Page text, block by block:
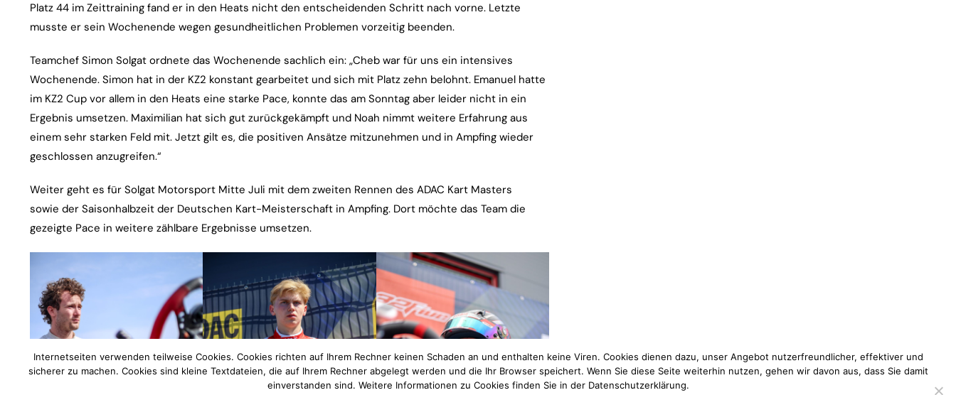
Platz 44 im Zeittraining fand er in den Heats nicht den entscheidenden Schritt nach vorne. Letzte
musste er sein Wochenende wegen gesundheitlichen Problemen vorzeitig beenden.
Teamchef Simon Solgat ordnete das Wochenende sachlich ein: „Cheb war für uns ein intensives
Wochenende. Simon hat in der KZ2 konstant gearbeitet und sich mit Platz zehn belohnt. Emanuel hatte
im KZ2 Cup vor allem in den Heats eine starke Pace, konnte das am Sonntag aber leider nicht in ein
Ergebnis umsetzen. Maximilian hat sich gut zurückgekämpft und Noah nimmt weitere Erfahrung aus
einem sehr starken Feld mit. Jetzt gilt es, die positiven Ansätze mitzunehmen und in Ampfing wieder
geschlossen anzugreifen.“
Weiter geht es für Solgat Motorsport Mitte Juli mit dem zweiten Rennen des ADAC Kart Masters
sowie der Saisonhalbzeit der Deutschen Kart-Meisterschaft in Ampfing. Dort möchte das Team die
gezeigte Pace in weitere zählbare Ergebnisse umsetzen.
Internetseiten verwenden teilweise Cookies. Cookies richten auf Ihrem Rechner keinen Schaden an und enthalten keine Viren. Cookies dienen dazu, unser Angebot nutzerfreundlicher, effektiver und
sicherer zu machen. Cookies sind kleine Textdateien, die auf Ihrem Rechner abgelegt werden und die Ihr Browser speichert. Wenn Sie diese Seite weiterhin nutzen, gehen wir davon aus, dass Sie damit
einverstanden sind. Weitere Informationen zu Cookies finden Sie in der Datenschutzerklärung.